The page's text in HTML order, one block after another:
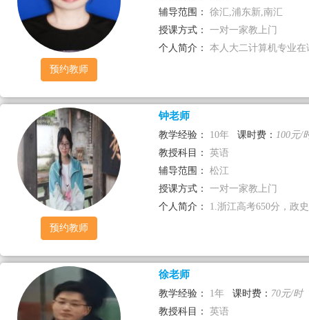
预约教师
辅导范围：
徐汇,浦东新,南汇
授课方式：
一对一家教上门
个人简介：
本人大二计算机专业
预约教师
钟老师
教学经验： 10年 课时费： 100元/
教授科目：
英语
辅导范围：
松江
授课方式：
一对一家教上门
个人简介：
1.浙江高考650分，政
徐老师
教学经验： 1年 课时费： 70元/时
教授科目：
英语